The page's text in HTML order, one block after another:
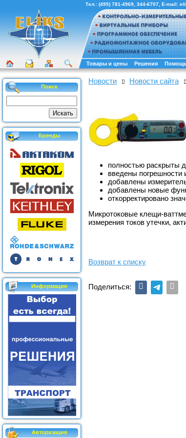
Тел.: (495) 781-4969 344-6707 , E-mail:
Товары и цены Решения
Поиск
Бренды
Информация
Авторизация
Новости Новости сайта
полностью раскрыты
введены погрешности
добавлены
добавлены новые
откорректировано
Микротоковые клещи-
измерения токов утечки,
Возврат к списку
Поделиться: